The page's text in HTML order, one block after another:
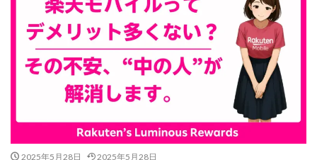
2025年5月28日 2025年5月28日